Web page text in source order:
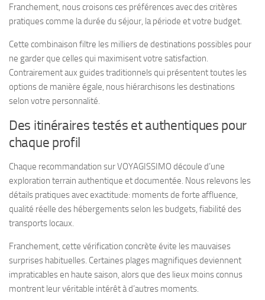
Franchement, nous croisons ces préférences avec des critères
pratiques comme la durée du séjour, la période et votre budget.
Cette combinaison filtre les milliers de destinations possibles pour
ne garder que celles qui maximisent votre satisfaction.
Contrairement aux guides traditionnels qui présentent toutes les
options de manière égale, nous hiérarchisons les destinations
selon votre personnalité.
Des itinéraires testés et authentiques pour
chaque profil
Chaque recommandation sur VOYAGISSIMO découle d’une
exploration terrain authentique et documentée. Nous relevons les
détails pratiques avec exactitude: moments de forte affluence,
qualité réelle des hébergements selon les budgets, fiabilité des
transports locaux.
Franchement, cette vérification concrète évite les mauvaises
surprises habituelles. Certaines plages magnifiques deviennent
impraticables en haute saison, alors que des lieux moins connus
montrent leur véritable intérêt à d’autres moments.